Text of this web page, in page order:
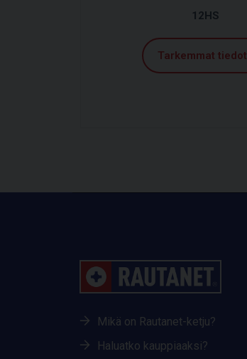
12HS
Tarkemmat tiedot
Mikä on Rautanet-ketju?
Haluatko kauppiaaksi?